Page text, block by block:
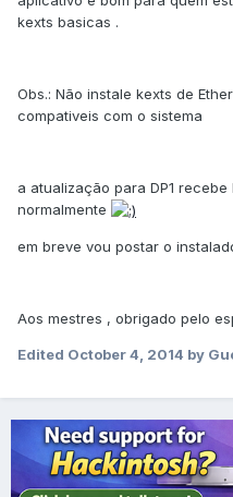
kexts basicas .
Obs.: Não instale kexts de
compativeis com o sistema
a atualização para DP1
normalmente
em breve vou postar o
Aos mestres , obrigado pelo
Edited October 4, 2014 by